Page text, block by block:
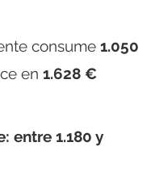
consume 1.050
en 1.628 €
entre 1.180 y